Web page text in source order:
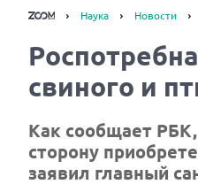
Наука Новости
свиного и
Как сообщает
сторону
заявил главный